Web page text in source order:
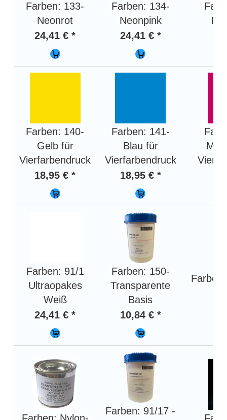
Farben: 133-
Neonrot
24,41 € *
Farben: 134-
Neonpink
24,41 € *
Farben: 140-
Gelb für
Vierfarbendruck
18,95 € *
Farben: 141-
Blau für
Vierfarbendruck
18,95 € *
Farben: 91/1
Ultraopakes
Weiß
24,41 € *
Farben: 150-
Transparente
Basis
10,84 € *
Farben: 91/17 -